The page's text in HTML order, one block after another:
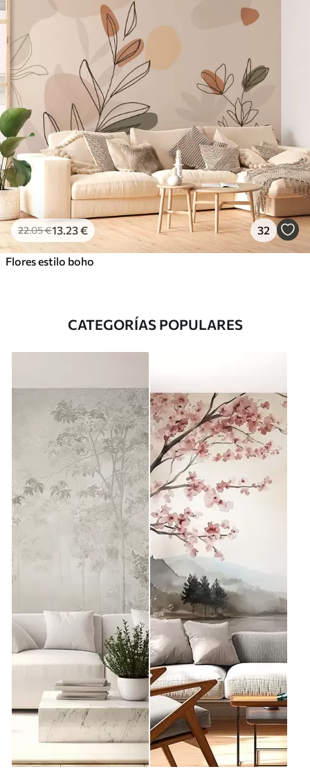
22.05€13 .23€ 32
Flores estilo boho
CATEGORÍAS POPULARES